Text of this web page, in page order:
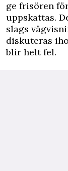
ge frisören
uppskattas.
slags
diskuteras
blir helt fel.